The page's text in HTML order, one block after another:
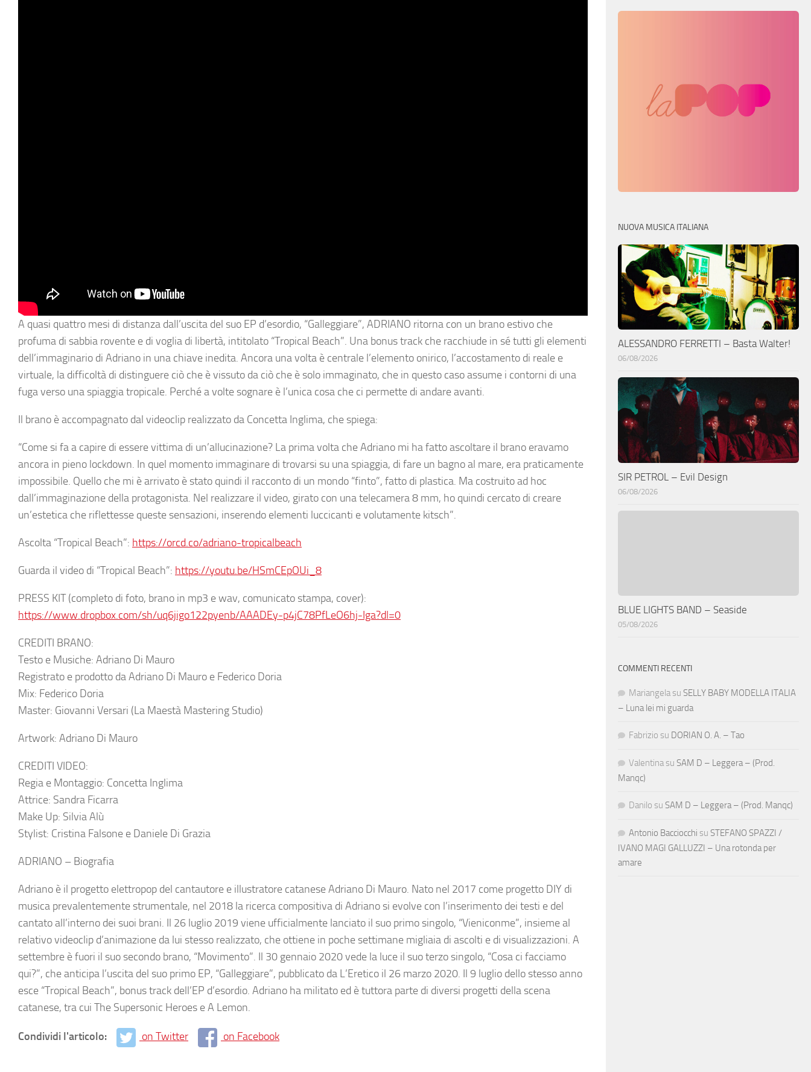
A quasi quattro mesi di distanza dall’uscita del suo EP d’esordio, “Galleggiare”, ADRIANO ritorna con un brano estivo che
profuma di sabbia rovente e di voglia di libertà, intitolato “Tropical Beach”. Una bonus track che racchiude in sé tutti gli elementi
dell’immaginario di Adriano in una chiave inedita. Ancora una volta è centrale l’elemento onirico, l’accostamento di reale e
virtuale, la difficoltà di distinguere ciò che è vissuto da ciò che è solo immaginato, che in questo caso assume i contorni di una
fuga verso una spiaggia tropicale. Perché a volte sognare è l’unica cosa che ci permette di andare avanti.
Il brano è accompagnato dal videoclip realizzato da Concetta Inglima, che spiega:
“Come si fa a capire di essere vittima di un’allucinazione? La prima volta che Adriano mi ha fatto ascoltare il brano eravamo
ancora in pieno lockdown. In quel momento immaginare di trovarsi su una spiaggia, di fare un bagno al mare, era praticamente
impossibile. Quello che mi è arrivato è stato quindi il racconto di un mondo “finto”, fatto di plastica. Ma costruito ad hoc
dall’immaginazione della protagonista. Nel realizzare il video, girato con una telecamera 8 mm, ho quindi cercato di creare
un’estetica che riflettesse queste sensazioni, inserendo elementi luccicanti e volutamente kitsch”.
Ascolta “Tropical Beach”: https://orcd.co/adriano-tropicalbeach
Guarda il video di “Tropical Beach”: https://youtu.be/HSmCEpOUi_8
PRESS KIT(completo di foto, brano in mp3 e wav, comunicato stampa, cover):
https://www.dropbox.com/sh/uq6jigo122pyenb/AAADEy-p4jC78PfLeO6hj-Iga?dl=0
CREDITI BRANO:
Testo e Musiche: Adriano Di Mauro
Registrato e prodotto da Adriano Di Mauro e Federico Doria
Mix: Federico Doria
Master: Giovanni Versari (La Maestà Mastering Studio)
Artwork: Adriano Di Mauro
CREDITI VIDEO:
Regia e Montaggio: Concetta Inglima
Attrice: Sandra Ficarra
Make Up: Silvia Alù
Stylist: Cristina Falsone e Daniele Di Grazia
ADRIANO – Biografia
Adriano è il progetto elettropop del cantautore e illustratore catanese Adriano Di Mauro. Nato nel 2017 come progetto DIY di
musica prevalentemente strumentale, nel 2018 la ricerca compositiva di Adriano si evolve con l’inserimento dei testi e del
cantato all’interno dei suoi brani. Il 26 luglio 2019 viene ufficialmente lanciato il suo primo singolo, “Vieniconme”, insieme al
relativo videoclip d’animazione da lui stesso realizzato, che ottiene in poche settimane migliaia di ascolti e di visualizzazioni. A
settembre è fuori il suo secondo brano, “Movimento”. Il 30 gennaio 2020 vede la luce il suo terzo singolo, “Cosa ci facciamo
qui?”, che anticipa l’uscita del suo primo EP, “Galleggiare”, pubblicato da L’Eretico il 26 marzo 2020. Il 9 luglio dello stesso anno
esce “Tropical Beach”, bonus track dell’EP d’esordio. Adriano ha militato ed è tuttora parte di diversi progetti della scena
catanese, tra cui The Supersonic Heroes e A Lemon.
Condividi l'articolo: on Twitter on Facebook
NUOVA MUSICA ITALIANA
ALESSANDRO FERRETTI – Basta Walter!
06/08/2026
SIR PETROL – Evil Design
06/08/2026
BLUE LIGHTS BAND – Seaside
05/08/2026
COMMENTI RECENTI
Mariangela su SELLY BABY MODELLA ITALIA
– Luna lei mi guarda
Fabrizio su DORIAN O. A. – Tao
Valentina su SAM D – Leggera – (Prod.
Manqc)
Danilo su SAM D – Leggera – (Prod. Manqc)
Antonio Bacciocchi su STEFANO SPAZZI /
IVANO MAGI GALLUZZI – Una rotonda per
amare